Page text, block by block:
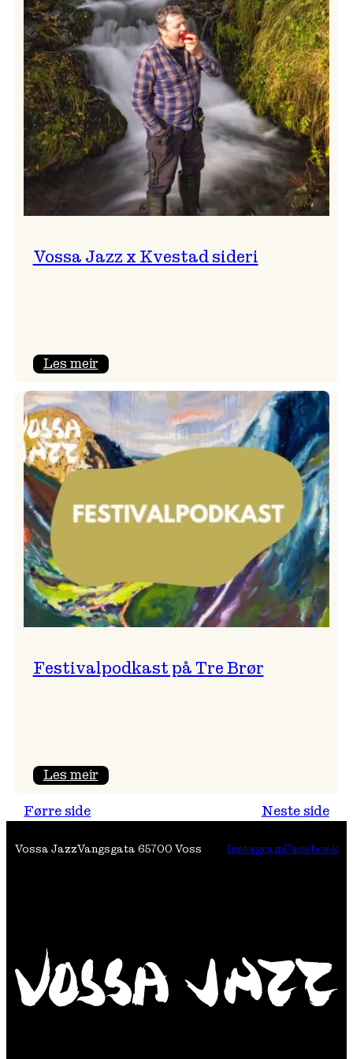
svingar!
Vossa Jazz x Kvestad sideri
Les meir:
Jazz
Kvestad
sideri
Festivalpodkast på Tre Brør
Les meir:
Brør
Førre side Neste side
Vossa JazzVangsgata 65700 Voss InstagramFacebook